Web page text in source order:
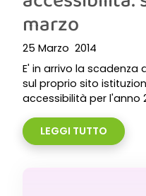
marzo
25 Marzo 2014
E' in arrivo la scadenza
sul proprio sito
accessibilità per l'anno
LEGGI TUTTO